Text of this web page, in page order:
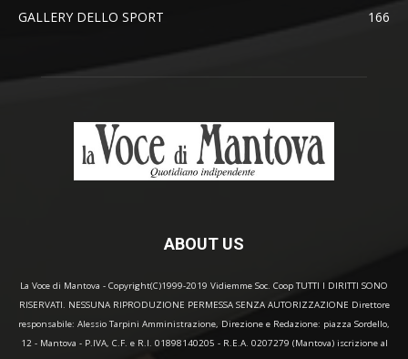
GALLERY DELLO SPORT
166
ABOUT US
La Voce di Mantova - Copyright(C)1999-2019 Vidiemme Soc. Coop TUTTI I DIRITTI SONO
RISERVATI. NESSUNA RIPRODUZIONE PERMESSA SENZA AUTORIZZAZIONE Direttore
responsabile: Alessio Tarpini Amministrazione, Direzione e Redazione: piazza Sordello,
12 - Mantova - P.IVA, C.F. e R.I. 01898140205 - R.E.A. 0207279 (Mantova) iscrizione al